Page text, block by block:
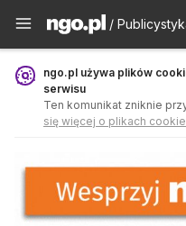
Publicystyka -
/
ngo.pl używa plików
serwisu
Ten komunikat zniknie
się więcej o plikach